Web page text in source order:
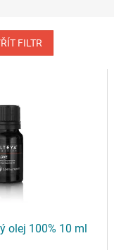
FILTR
olej 100% 10 ml